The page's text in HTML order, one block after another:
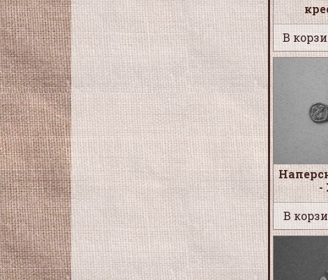
В
-
В